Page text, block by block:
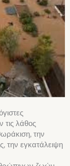
τις λάθος
την
την εγκατάλειψη